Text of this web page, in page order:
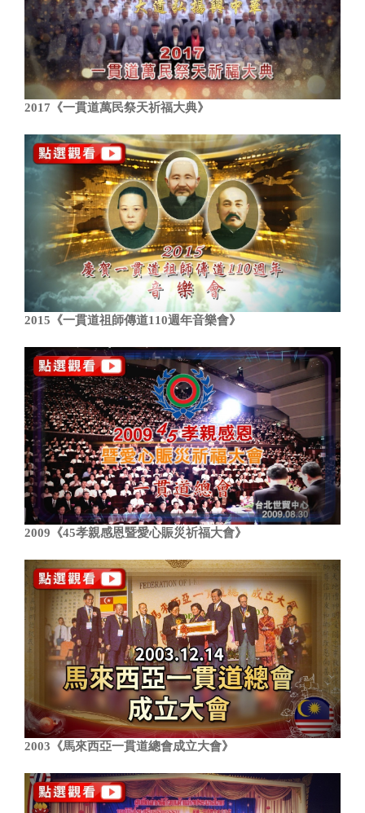
2017《一貫道萬民祭天祈福大典》
2015《一貫道祖師傳道110週年音樂會》
2009《45孝親感恩暨愛心賑災祈福大會》
2003《馬來西亞一貫道總會成立大會》